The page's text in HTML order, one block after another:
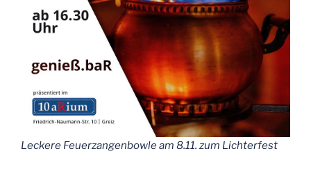
Leckere Feuerzangenbowle am 8.11. zum Lichterfest